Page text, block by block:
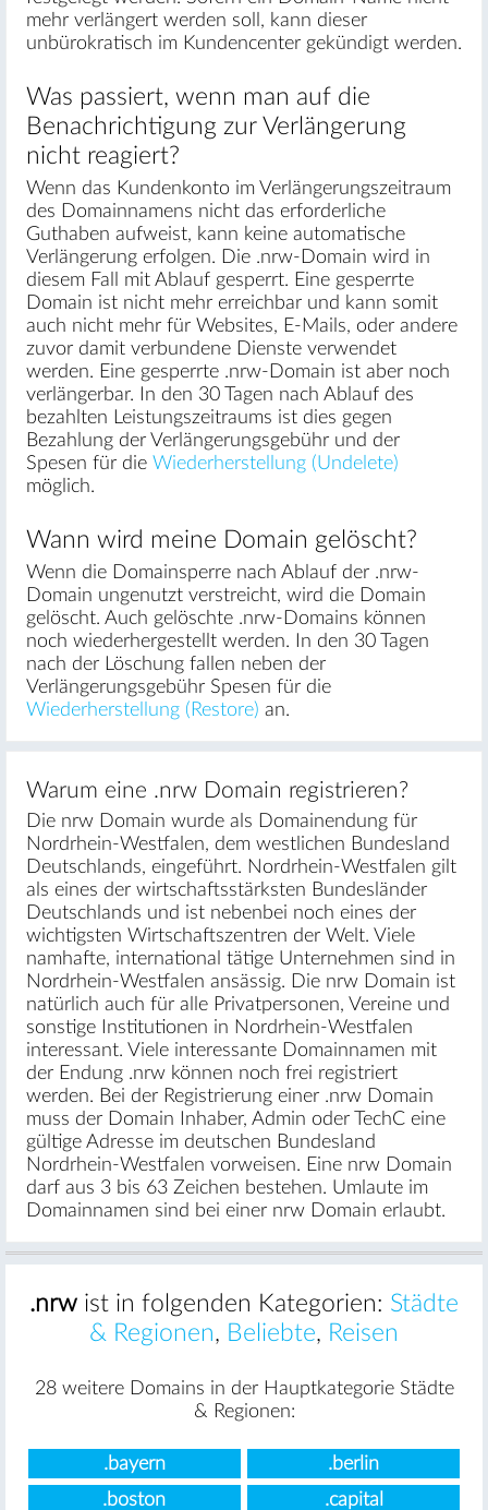
mehr verlängert werden soll, kann dieser
unbürokratisch im Kundencenter gekündigt werden.
Was passiert, wenn man auf die
Benachrichtigung zur Verlängerung
nicht reagiert?
Wenn das Kundenkonto im Verlängerungszeitraum
des Domainnamens nicht das erforderliche
Guthaben aufweist, kann keine automatische
Verlängerung erfolgen. Die .nrw-Domain wird in
diesem Fall mit Ablauf gesperrt. Eine gesperrte
Domain ist nicht mehr erreichbar und kann somit
auch nicht mehr für Websites, E-Mails, oder andere
zuvor damit verbundene Dienste verwendet
werden. Eine gesperrte .nrw-Domain ist aber noch
verlängerbar. In den 30 Tagen nach Ablauf des
bezahlten Leistungszeitraums ist dies gegen
Bezahlung der Verlängerungsgebühr und der
Spesen für die Wiederherstellung (Undelete)
möglich.
Wann wird meine Domain gelöscht?
Wenn die Domainsperre nach Ablauf der .nrw-
Domain ungenutzt verstreicht, wird die Domain
gelöscht. Auch gelöschte .nrw-Domains können
noch wiederhergestellt werden. In den 30 Tagen
nach der Löschung fallen neben der
Verlängerungsgebühr Spesen für die
Wiederherstellung (Restore) an.
Warum eine .nrw Domain registrieren?
Die nrw Domain wurde als Domainendung für
Nordrhein-Westfalen, dem westlichen Bundesland
Deutschlands, eingeführt. Nordrhein-Westfalen gilt
als eines der wirtschaftsstärksten Bundesländer
Deutschlands und ist nebenbei noch eines der
wichtigsten Wirtschaftszentren der Welt. Viele
namhafte, international tätige Unternehmen sind in
Nordrhein-Westfalen ansässig. Die nrw Domain ist
natürlich auch für alle Privatpersonen, Vereine und
sonstige Institutionen in Nordrhein-Westfalen
interessant. Viele interessante Domainnamen mit
der Endung .nrw können noch frei registriert
werden. Bei der Registrierung einer .nrw Domain
muss der Domain Inhaber, Admin oder TechC eine
gültige Adresse im deutschen Bundesland
Nordrhein-Westfalen vorweisen. Eine nrw Domain
darf aus 3 bis 63 Zeichen bestehen. Umlaute im
Domainnamen sind bei einer nrw Domain erlaubt.
.nrw ist in folgenden Kategorien: Städte
& Regionen, Beliebte, Reisen
28 weitere Domains in der Hauptkategorie Städte
& Regionen:
.bayern
.berlin
.boston
.capital